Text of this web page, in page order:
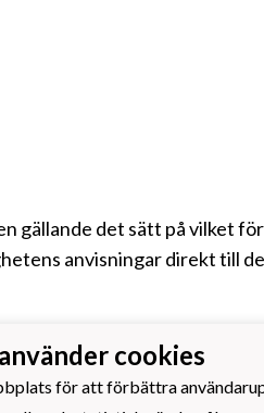
gällande det sätt på vilket
anvisningar direkt till
cookies
för att förbättra